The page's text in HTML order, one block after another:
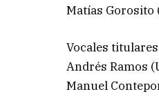
Matías Gorosito
Vocales titulares
Andrés Ramos
Manuel